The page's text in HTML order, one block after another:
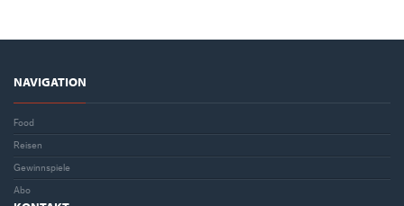
NAVIGATION
Food
Reisen
Gewinnspiele
Abo